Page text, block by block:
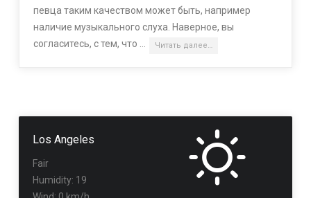
певца таким качеством может быть, например
наличие музыкального слуха. Наверное, вы
согласитесь, с тем, что …
Читать далее…
Los Angeles
Fair
Humidity: 19